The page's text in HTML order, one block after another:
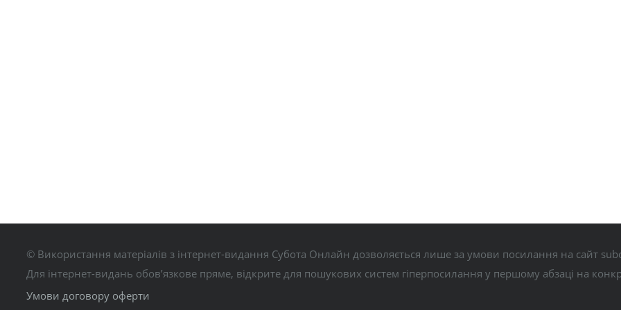
© Використання матеріалів з інтернет-видання Субота Онлайн дозволяється лише за умови посилання на сайт
Для інтернет-видань обов’язкове пряме, відкрите для пошукових систем гіперпосилання у першому абзаці на
Умови договору оферти